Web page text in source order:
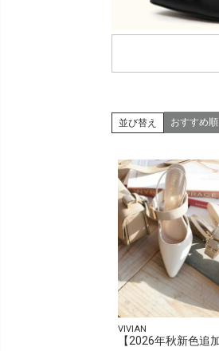
並び替え おすすめ順
VIVIAN